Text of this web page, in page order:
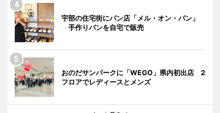
宇部の住宅街にパン店「メル・オン・パン」
手作りパンを自宅で販売
おのだサンパークに「WEGO」県内初出店 2
フロアでレディースとメンズ